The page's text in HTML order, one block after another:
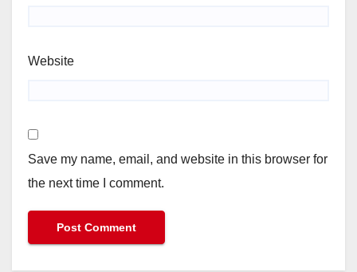
Website
Save my name, email, and website in this browser for
the next time I comment.